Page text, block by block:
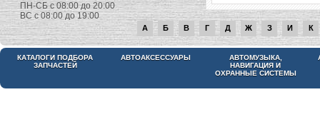
ПН-СБ с 08:00 до 20:00
ВС с 08:00 до 19:00
А Б В Г Д Ж З И К
КАТАЛОГИ ПОДБОРА
ЗАПЧАСТЕЙ
АВТОАКСЕССУАРЫ
АВТОМУЗЫКА,
НАВИГАЦИЯ И
ОХРАННЫЕ СИСТЕМЫ